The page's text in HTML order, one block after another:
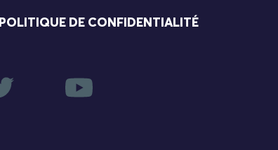
POLITIQUE DE CONFIDENTIALITÉ